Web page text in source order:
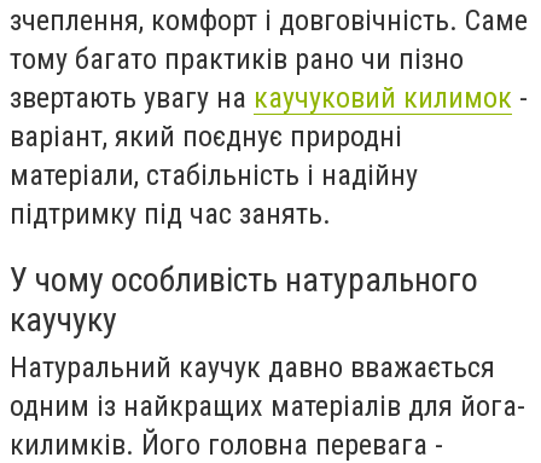
зчеплення, комфорт і довговічність. Саме
тому багато практиків рано чи пізно
звертають увагу на каучуковий килимок -
варіант, який поєднує природні
матеріали, стабільність і надійну
підтримку під час занять.
У чому особливість натурального
каучуку
Натуральний каучук давно вважається
одним із найкращих матеріалів для йога-
килимків. Його головна перевага -